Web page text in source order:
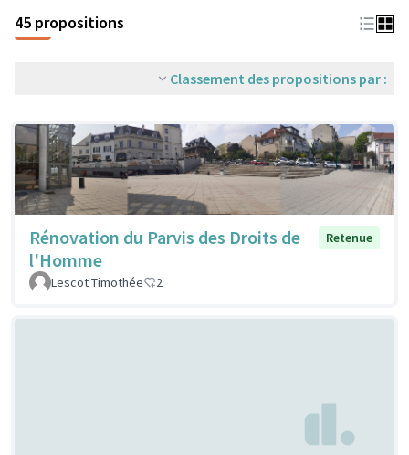
45 propositions
Classement des propositions par :
Rénovation du Parvis des Droits de
l'Homme
Retenue
Lescot Timothée 2